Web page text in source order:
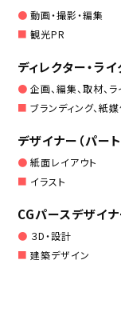
動画・撮影・編集
観光PR
ディレクター・ライ
企画、編集、取材、
ブランディング、紙
デザイナー（パート
紙面レイアウト
イラスト
CGパースデザイナ
３D・設計
建築デザイン